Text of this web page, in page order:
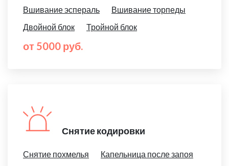
Вшивание эспераль
Вшивание торпеды
Двойной блок
Тройной блок
от 5000 руб.
Снятие кодировки
Снятие похмелья
Капельница после запоя